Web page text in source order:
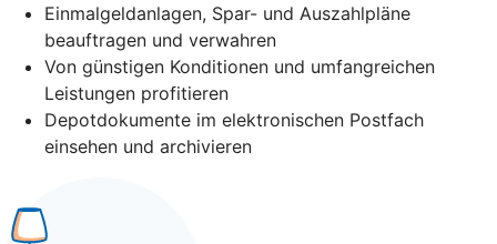
Einmalgeldanlagen, Spar- und Auszahlpläne
beauftragen und verwahren
Von günstigen Konditionen und umfangreichen
Leistungen profitieren
Depotdokumente im elektronischen Postfach
einsehen und archivieren